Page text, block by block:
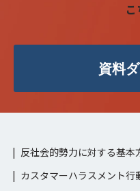
資料
反社会的勢力に対する基本
カスタマーハラスメント行